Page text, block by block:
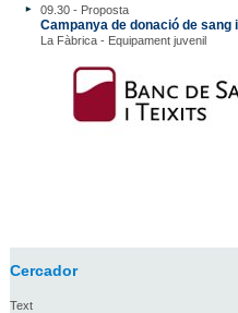
09.30 - Proposta
Campanya de donació de sang
La Fàbrica - Equipament juvenil
Cercador
Text